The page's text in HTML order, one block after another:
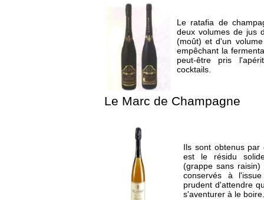
Le ratafia de
deux volumes de jus
(moût) et d'un
empêchant la
peut-être pris
cocktails.
Le Marc de Champagne
Ils sont obtenus par
est le résidu
(grappe sans
conservés à
prudent d'attendre
s'aventurer à le boire.